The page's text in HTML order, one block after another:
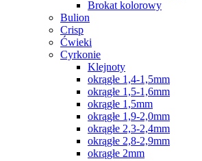
Brokat kolorowy
Bulion
Crisp
Ćwieki
Cyrkonie
Klejnoty
okrągłe 1,4-1,5mm
okrągłe 1,5-1,6mm
okrągłe 1,5mm
okrągłe 1,9-2,0mm
okrągłe 2,3-2,4mm
okrągłe 2,8-2,9mm
okrągłe 2mm